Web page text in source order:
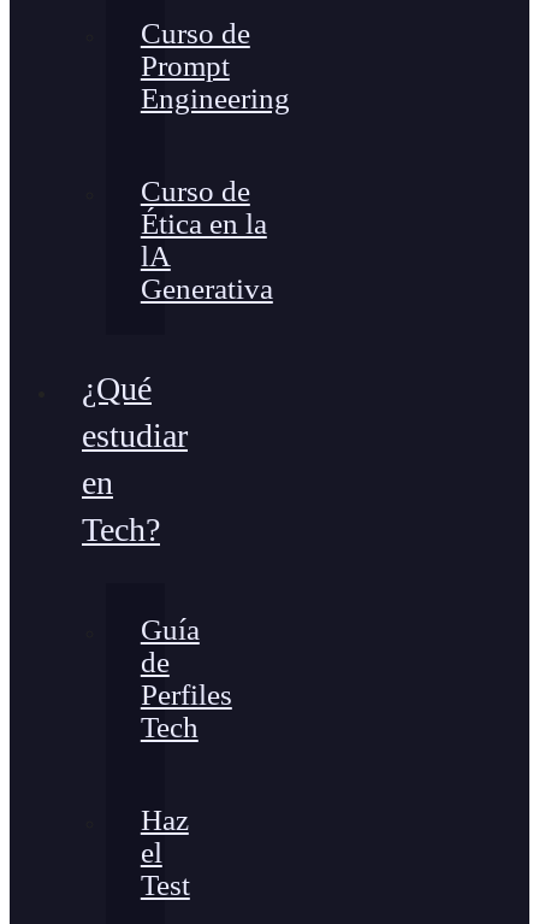
Curso de
Prompt
Engineering
Curso de
Ética en la
lA
Generativa
¿Qué
estudiar
en
Tech?
Guía
de
Perfiles
Tech
Haz
el
Test